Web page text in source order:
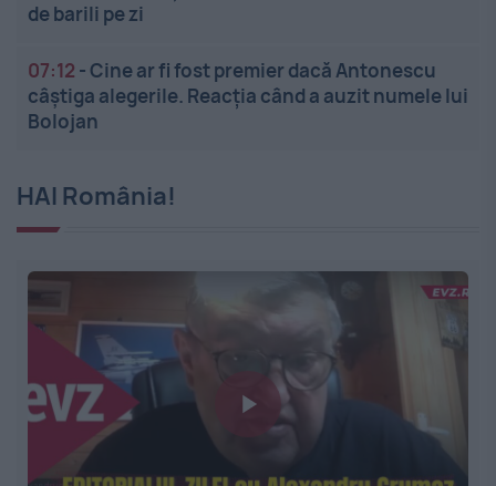
de barili pe zi
07:12 -Cine ar fi fost premier dacă Antonescu
câștiga alegerile. Reacția când a auzit numele lui
Bolojan
HAI România!